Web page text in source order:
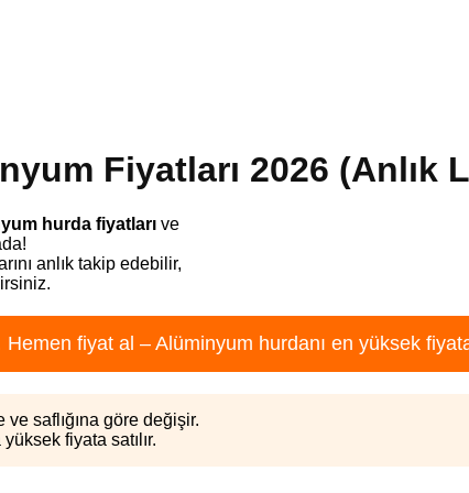
Fiyatları 2026 (Anlık
hurda fiyatları ve
anlık takip edebilir,
Hemen fiyat al – Alüminyum hurdanı en yüksek
ve saflığına göre değişir.
fiyata satılır.